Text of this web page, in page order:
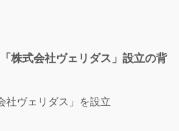
株式会社ヴェリダス」設立の背
社ヴェリダス」を設立